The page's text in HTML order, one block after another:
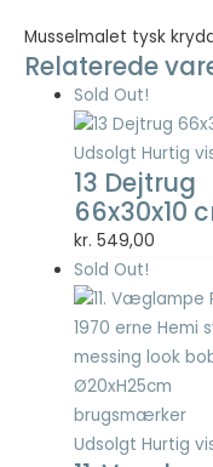
Musselmalet tysk
Relaterede
Sold Out!
Udsolgt Hurtig
13 Dejtrug
66x30x10
kr. 549,00
Sold Out!
Udsolgt Hurtig
aktivere
grundlæggende
funktioner
såsom side-
navigation og
adgang til sikre
områder af
hjemmesiden.
Hjemmesiden
kan ikke fungere
ordentligt uden
disse cookies.
Statistisk
Statistisk
hjælper